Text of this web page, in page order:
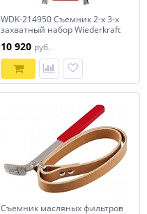
WDK-214950 Съемник 2-х 3-х
захватный набор Wiederkraft
10 920 руб.
Съемник масляных фильтров